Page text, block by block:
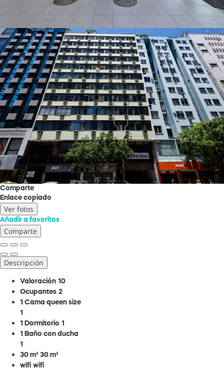
Comparte
Enlace copiado
Ver fotos
Añadir a favoritos
Comparte
Descripción
Valoración 10
Ocupantes 2
1 Cama queen size
1
1 Dormitorio 1
1 Baño con ducha
1
30 m² 30 m²
wifi wifi